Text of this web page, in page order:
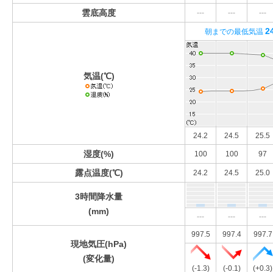
雲底高度 --- --- ---
気温(℃)
朝までの最低気温
24.2 24.5 25.5
湿度(%) 100 100 97
露点温度(℃) 24.2 24.5 25.0
3時間降水量
(mm)
--- --- ---
現地気圧(hPa)
(変化量)
997.5 997.4 997.7
(-1.3) (-0.1) (+0.3)